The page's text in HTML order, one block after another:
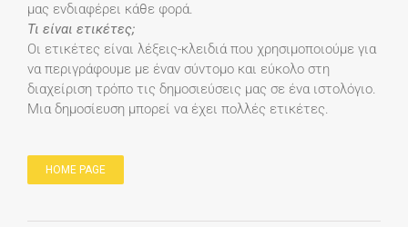
μας ενδιαφέρει κάθε φορά.
Τι είναι ετικέτες;
Οι ετικέτες είναι λέξεις-κλειδιά που χρησιμοποιούμε για
να περιγράφουμε με έναν σύντομο και εύκολο στη
διαχείριση τρόπο τις δημοσιεύσεις μας σε ένα ιστολόγιο.
Μια δημοσίευση μπορεί να έχει πολλές ετικέτες.
HOME PAGE